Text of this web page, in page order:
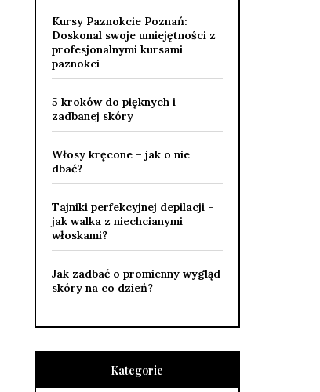
Kursy Paznokcie Poznań:
Doskonal swoje umiejętności z
profesjonalnymi kursami
paznokci
5 kroków do pięknych i
zadbanej skóry
Włosy kręcone – jak o nie
dbać?
Tajniki perfekcyjnej depilacji –
jak walka z niechcianymi
włoskami?
Jak zadbać o promienny wygląd
skóry na co dzień?
Kategorie